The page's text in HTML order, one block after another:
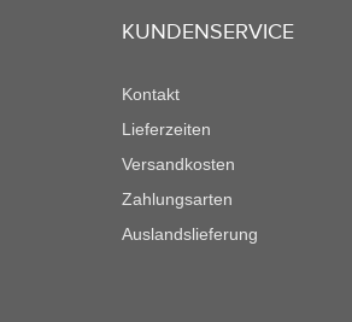
KUNDENSERVICE
Kontakt
Lieferzeiten
Versandkosten
Zahlungsarten
Auslandslieferung